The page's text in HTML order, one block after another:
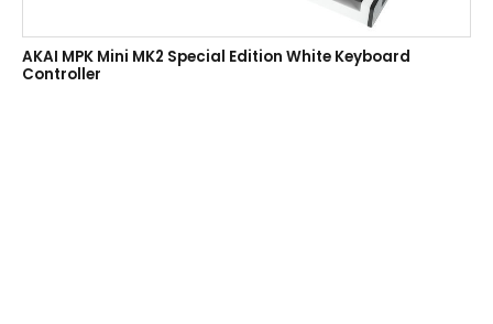
AKAI MPK Mini MK2 Special Edition White Keyboard
Controller